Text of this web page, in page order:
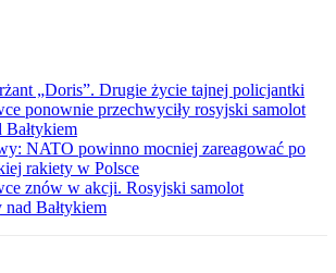
„Doris”. Drugie życie tajnej policjantki
ponownie przechwyciły rosyjski samolot
NATO powinno mocniej zareagować po
rakiety w Polsce
znów w akcji. Rosyjski samolot
Bałtykiem